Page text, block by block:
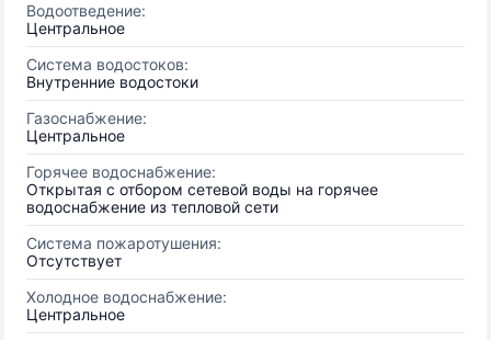
Водоотведение:
Центральное
Система водостоков:
Внутренние водостоки
Газоснабжение:
Центральное
Горячее водоснабжение:
Открытая с отбором сетевой воды на горячее
водоснабжение из тепловой сети
Система пожаротушения:
Отсутствует
Холодное водоснабжение:
Центральное